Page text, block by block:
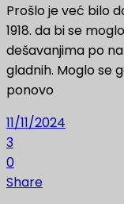
Prošlo je već bilo
1918. da bi se
dešavanjima po
gladnih. Moglo se
ponovo
11/11/2024
3
0
Share